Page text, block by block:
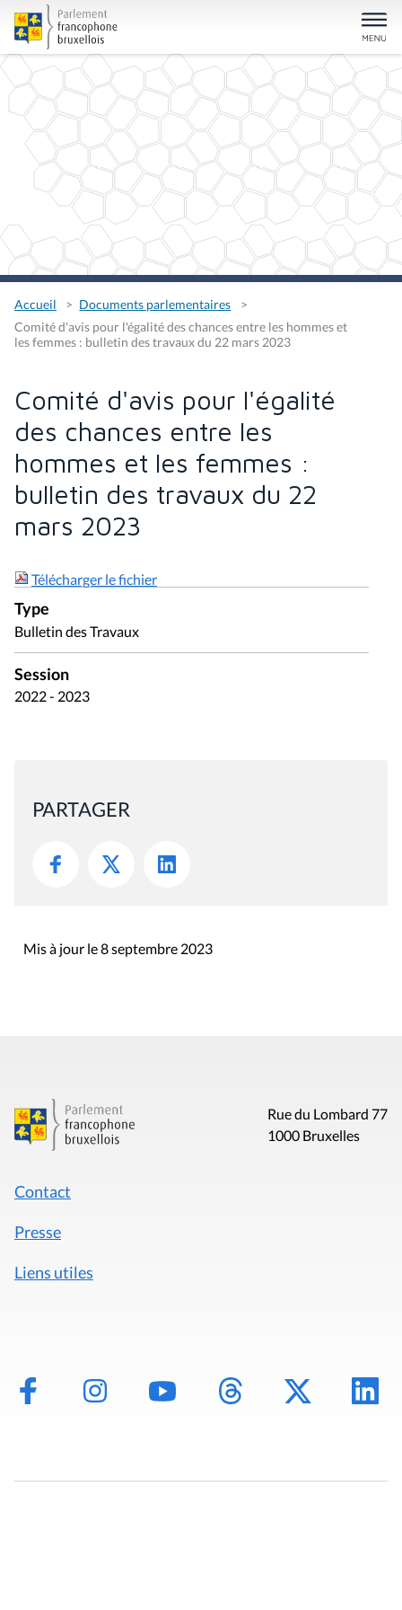
Accueil
Documents parlementaires
Comité d'avis pour l'égalité des chances entre les hommes et
les femmes : bulletin des travaux du 22 mars 2023
Comité d'avis pour l'égalité
des chances entre les
hommes et les femmes :
bulletin des travaux du 22
mars 2023
Télécharger le fichier
Type
Bulletin des Travaux
Session
2022 - 2023
PARTAGER
Mis à jour le 8 septembre 2023
Rue du Lombard 77
1000 Bruxelles
Contact
Presse
Liens utiles